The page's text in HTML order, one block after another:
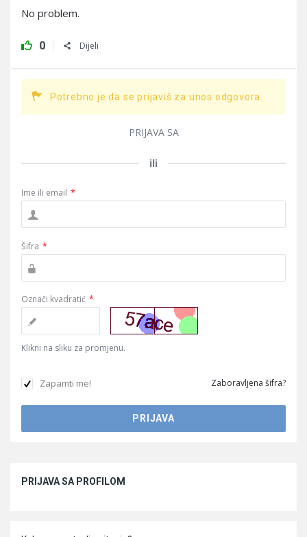
No problem.
0 Dijeli
Potrebno je da se prijaviš za unos odgovora.
PRIJAVA SA
ili
Ime ili email *
Šifra *
Označi kvadratić *
Klikni na sliku za promjenu.
Zapamti me! Zaboravljena šifra?
PRIJAVA SA PROFILOM